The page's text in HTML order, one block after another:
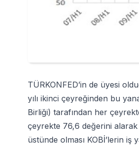
TÜRKONFED’in de üyesi
yılı ikinci çeyreğinden bu
Birliği) tarafından her
çeyrekte 76,6 değerini alarak
üstünde olması KOBİ’lerin